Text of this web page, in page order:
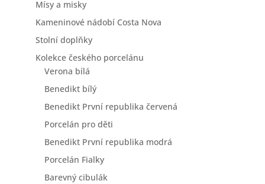
Mísy a misky
Kameninové nádobí Costa Nova
Stolní doplňky
Kolekce českého porcelánu
Verona bílá
Benedikt bílý
Benedikt První republika červená
Porcelán pro děti
Benedikt První republika modrá
Porcelán Fialky
Barevný cibulák